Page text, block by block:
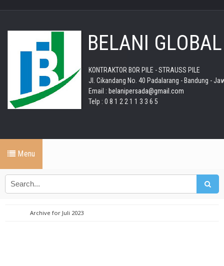
BELANI GLOBAL
KONTRAKTOR BOR PILE - STRAUSS PILE
Jl. Cikandang No. 40 Padalarang - Bandung -
Email : belanipersada@gmail.com
Telp : 0 8 1 2 2 1 1 3 3 6 5
Menu
Archive for Juli 2023